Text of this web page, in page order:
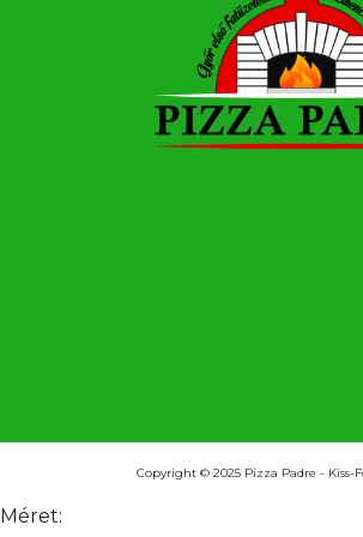
Copyright © 2025 Pizza Padre -
Méret: